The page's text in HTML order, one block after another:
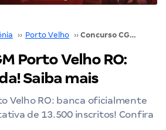
›› Porto Velho ›› Concurso CGM Porto Velho RO: banca definida! Saiba mais
Porto Velho RO:
Saiba mais
Velho RO: banca oficialmente
de 13.500 inscritos! Confira